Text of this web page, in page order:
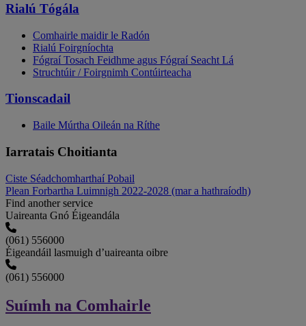
Rialú Tógála
Comhairle maidir le Radón
Rialú Foirgníochta
Fógraí Tosach Feidhme agus Fógraí Seacht Lá
Struchtúir / Foirgnimh Contúirteacha
Tionscadail
Baile Múrtha Oileán na Ríthe
Iarratais Choitianta
Ciste Séadchomharthaí Pobail
Plean Forbartha Luimnigh 2022-2028 (mar a hathraíodh)
Find another service
Uaireanta Gnó Éigeandála
(061) 556000
Éigeandáil lasmuigh d’uaireanta oibre
(061) 556000
Suímh na Comhairle